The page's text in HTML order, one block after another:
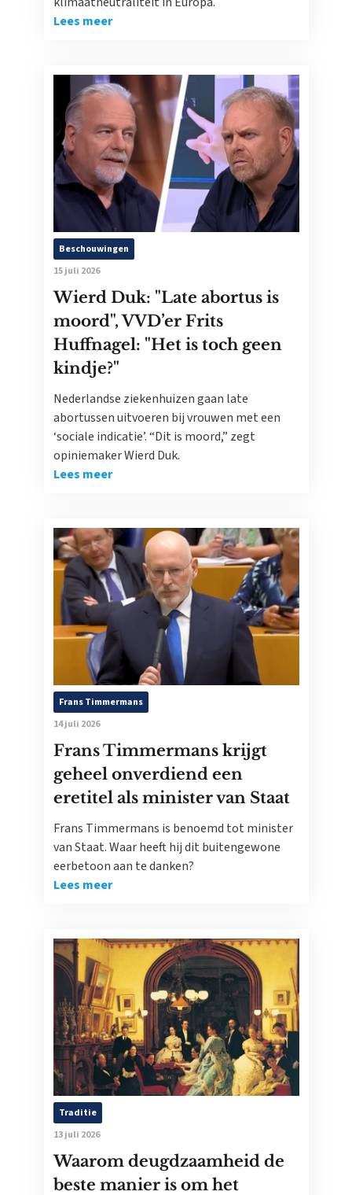
Lees meer
Beschouwingen
15 juli 2026
Wierd Duk: "Late abortus is
moord", VVD’er Frits
Huffnagel: "Het is toch geen
kindje?"
Nederlandse ziekenhuizen gaan late
abortussen uitvoeren bij vrouwen met een
‘sociale indicatie’. “Dit is moord,” zegt
opiniemaker Wierd Duk.
Lees meer
Frans Timmermans
14 juli 2026
Frans Timmermans krijgt
geheel onverdiend een
eretitel als minister van Staat
Frans Timmermans is benoemd tot minister
van Staat. Waar heeft hij dit buitengewone
eerbetoon aan te danken?
Lees meer
Traditie
13 juli 2026
Waarom deugdzaamheid de
beste manier is om het